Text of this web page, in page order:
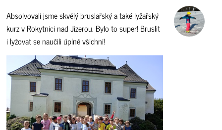
Absolvovali jsme skvělý bruslařský a také lyžařský
kurz v Rokytnici nad Jizerou. Bylo to super! Bruslit
i lyžovat se naučili úplně všichni!